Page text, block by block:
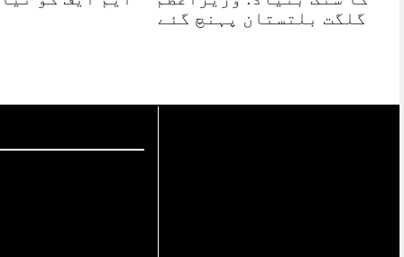
گلگت بلتستان پہنچ گئے